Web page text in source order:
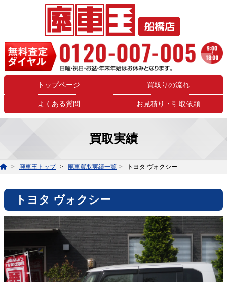
トップページ 買取りの流れ
よくある質問 お見積り・引取依頼
買取実績
廃車王トップ 廃車買取実績一覧 トヨタ ヴォクシー
トヨタ ヴォクシー